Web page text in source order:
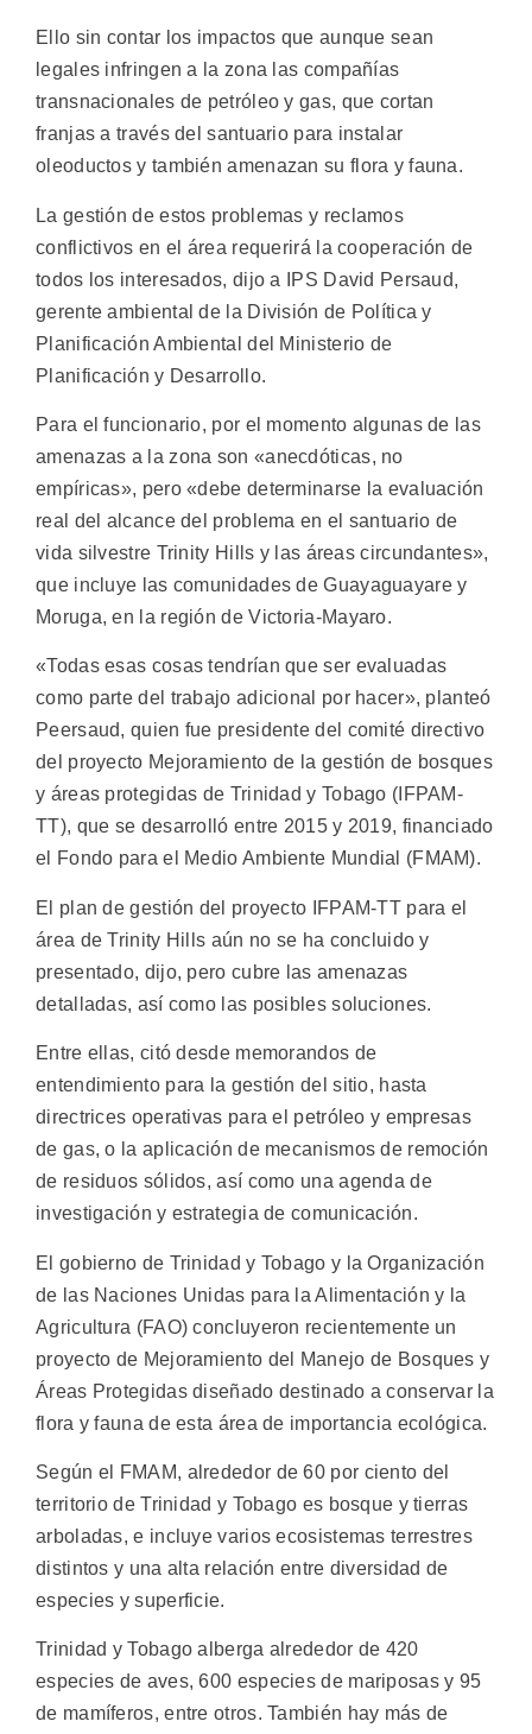
Ello sin contar los impactos que aunque sean
legales infringen a la zona las compañías
transnacionales de petróleo y gas, que cortan
franjas a través del santuario para instalar
oleoductos y también amenazan su flora y fauna.
La gestión de estos problemas y reclamos
conflictivos en el área requerirá la cooperación de
todos los interesados, dijo a IPS David Persaud,
gerente ambiental de la División de Política y
Planificación Ambiental del Ministerio de
Planificación y Desarrollo.
Para el funcionario, por el momento algunas de las
amenazas a la zona son «anecdóticas, no
empíricas», pero «debe determinarse la evaluación
real del alcance del problema en el santuario de
vida silvestre Trinity Hills y las áreas circundantes»,
que incluye las comunidades de Guayaguayare y
Moruga, en la región de Victoria-Mayaro.
«Todas esas cosas tendrían que ser evaluadas
como parte del trabajo adicional por hacer», planteó
Peersaud, quien fue presidente del comité directivo
del proyecto Mejoramiento de la gestión de bosques
y áreas protegidas de Trinidad y Tobago (IFPAM-
TT), que se desarrolló entre 2015 y 2019, financiado
el Fondo para el Medio Ambiente Mundial (FMAM).
El plan de gestión del proyecto IFPAM-TT para el
área de Trinity Hills aún no se ha concluido y
presentado, dijo, pero cubre las amenazas
detalladas, así como las posibles soluciones.
Entre ellas, citó desde memorandos de
entendimiento para la gestión del sitio, hasta
directrices operativas para el petróleo y empresas
de gas, o la aplicación de mecanismos de remoción
de residuos sólidos, así como una agenda de
investigación y estrategia de comunicación.
El gobierno de Trinidad y Tobago y la Organización
de las Naciones Unidas para la Alimentación y la
Agricultura (FAO) concluyeron recientemente un
proyecto de Mejoramiento del Manejo de Bosques y
Áreas Protegidas diseñado destinado a conservar la
flora y fauna de esta área de importancia ecológica.
Según el FMAM, alrededor de 60 por ciento del
territorio de Trinidad y Tobago es bosque y tierras
arboladas, e incluye varios ecosistemas terrestres
distintos y una alta relación entre diversidad de
especies y superficie.
Trinidad y Tobago alberga alrededor de 420
especies de aves, 600 especies de mariposas y 95
de mamíferos, entre otros. También hay más de